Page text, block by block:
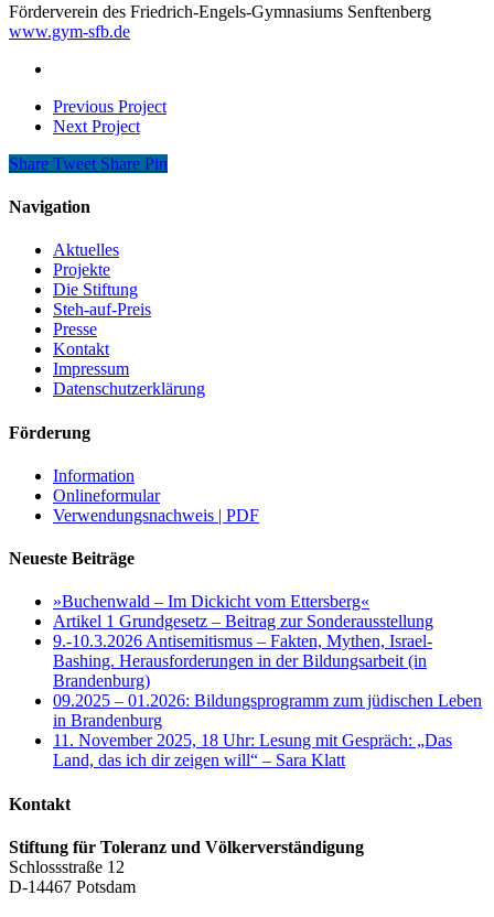
Förderverein des Friedrich-Engels-Gymnasiums Senftenberg
www.gym-sfb.de
Previous Project
Next Project
Share Tweet Share Pin
Navigation
Aktuelles
Projekte
Die Stiftung
Steh-auf-Preis
Presse
Kontakt
Impressum
Datenschutzerklärung
Förderung
Information
Onlineformular
Verwendungsnachweis | PDF
Neueste Beiträge
»Buchenwald – Im Dickicht vom Ettersberg«
Artikel 1 Grundgesetz – Beitrag zur Sonderausstellung
9.-10.3.2026 Antisemitismus – Fakten, Mythen, Israel-
Bashing. Herausforderungen in der Bildungsarbeit (in
Brandenburg)
09.2025 – 01.2026: Bildungsprogramm zum jüdischen Leben
in Brandenburg
11. November 2025, 18 Uhr: Lesung mit Gespräch: „Das
Land, das ich dir zeigen will“ – Sara Klatt
Kontakt
Stiftung für Toleranz und Völkerverständigung
Schlossstraße 12
D-14467 Potsdam